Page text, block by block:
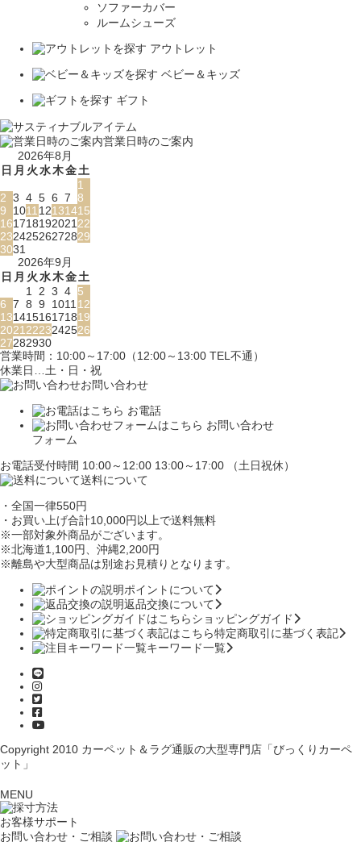
ソファーカバー
ルームシューズ
アウトレット
ベビー＆キッズ
ギフト
営業日時のご案内
2026年8月
日 月 火水木金土
1
2 3 4 5 6 7 8
9
101112131415
16171819202122
23242526272829
3031
2026年9月
日 月 火水木金土
1 2 3 4 5
6 7 8 9 101112
13141516171819
20212223242526
27282930
営業時間：10:00～17:00（12:00～13:00 TEL不通）
休業日…土・日・祝
お問い合わせ
お電話
お問い合わせ
フォーム
お電話受付時間 10:00～12:00 13:00～17:00 （土日祝休）
送料について
・全国一律550円
・お買い上げ合計10,000円 以上で送料無料
※一部対象外商品がございます。
※北海道1,100円、沖縄2,200円
※離島や大型商品は別途お見積りとなります。
ポイントについて
返品交換について
ショッピングガイド
特定商取引に基づく表記
キーワード一覧
Copyright 2010 カーペット＆ラグ通販の大型専門店「びっくりカーペ
ット」
MENU
お客様サポート
お問い合わせ・ご相談